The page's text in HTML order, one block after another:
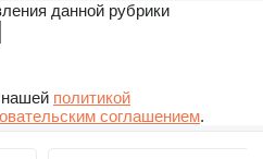
данной рубрики
политикой
соглашением.